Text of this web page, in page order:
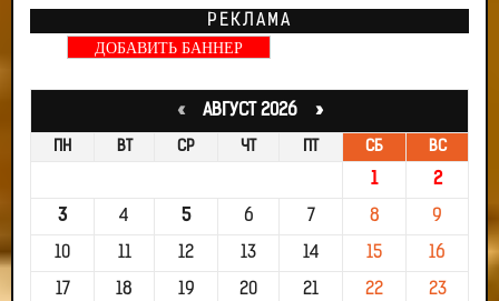
РЕКЛАМА
ДОБАВИТЬ БАННЕР
«АВГУСТ 2026 »
ПН ВТ СР ЧТ ПТ СБ ВС
1 2
3 4 5 6 7 8 9
10 11 12 13 14 15 16
17 18 19 20 21 22 23